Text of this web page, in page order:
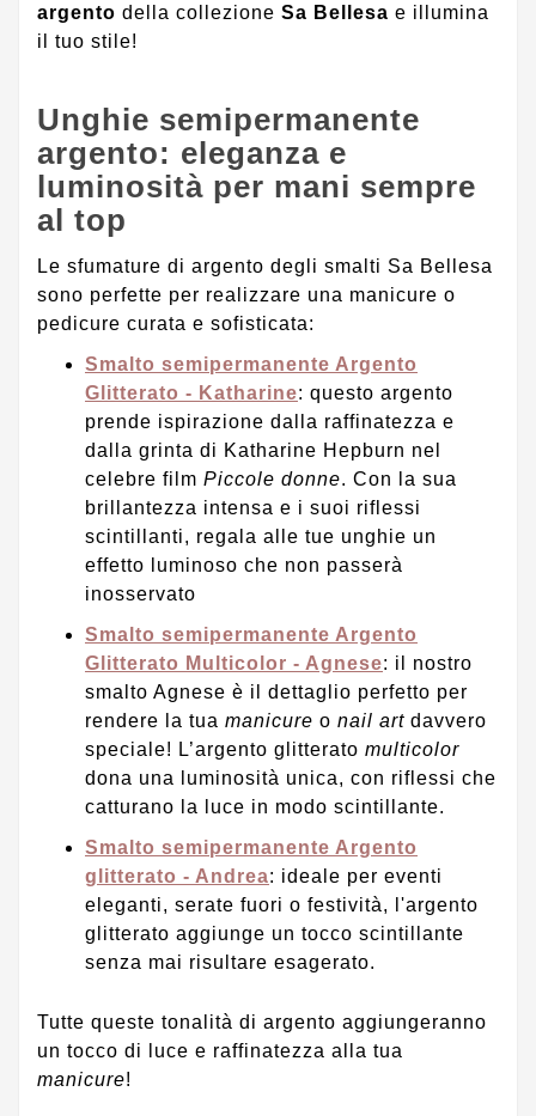
argento della collezione Sa Bellesa e illumina
il tuo stile!
Unghie semipermanente
argento: eleganza e
luminosità per mani sempre
al top
Le sfumature di argento degli smalti Sa Bellesa
sono perfette per realizzare una manicure o
pedicure curata e sofisticata:
Smalto semipermanente Argento
Glitterato - Katharine: questo argento
prende ispirazione dalla raffinatezza e
dalla grinta di Katharine Hepburn nel
celebre film Piccole donne. Con la sua
brillantezza intensa e i suoi riflessi
scintillanti, regala alle tue unghie un
effetto luminoso che non passerà
inosservato
Smalto semipermanente Argento
Glitterato Multicolor - Agnese: il nostro
smalto Agnese è il dettaglio perfetto per
rendere la tua manicure o nail art davvero
speciale! L’argento glitterato multicolor
dona una luminosità unica, con riflessi che
catturano la luce in modo scintillante.
Smalto semipermanente Argento
glitterato - Andrea: ideale per eventi
eleganti, serate fuori o festività, l'argento
glitterato aggiunge un tocco scintillante
senza mai risultare esagerato.
Tutte queste tonalità di argento aggiungeranno
un tocco di luce e raffinatezza alla tua
manicure!